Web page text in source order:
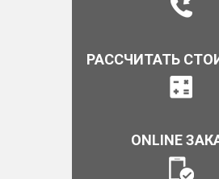
РАССЧИТАТЬ
ONLINE